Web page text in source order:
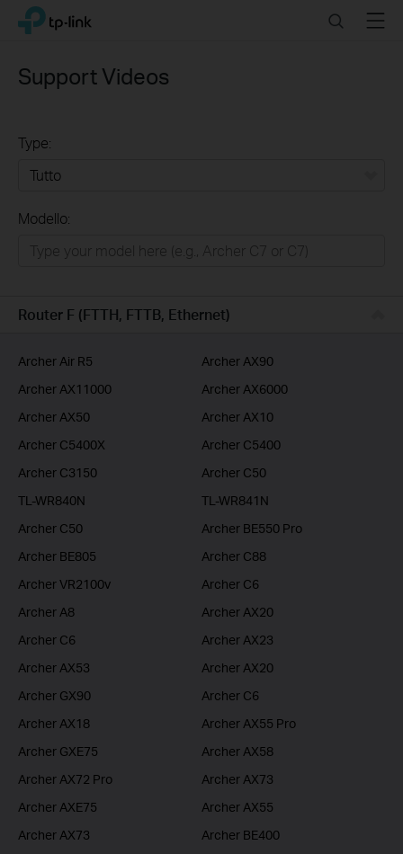
Click
navigation
TP-Link, Reliably Smart SearchMenu
Support Videos
Type:
Business
Modello:
Router F (FTTH, FTTB, Ethernet)
Archer Air R5
Archer AX90
Archer AX11000
Archer AX6000
Archer AX50
Archer AX10
Archer C5400X
Archer C5400
Archer C3150
Archer C50
TL-WR840N
TL-WR841N
Archer C50
Archer BE550 Pro
Archer BE805
Archer C88
Archer VR2100v
Archer C6
Archer A8
Archer AX20
Archer C6
Archer AX23
Archer AX53
Archer AX20
Archer GX90
Archer C6
Archer AX18
Archer AX55 Pro
Archer GXE75
Archer AX58
Archer AX72 Pro
Archer AX73
Archer AXE75
Archer AX55
Archer AX73
Archer BE400